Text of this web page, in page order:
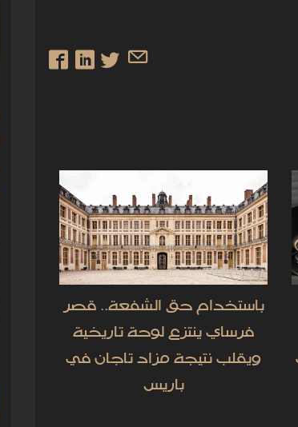
باستخدام حق الشفعة.. قصر
فرساي ينتزع لوحة تاريخية
ويقلب نتيجة مزاد تاجان في
باريس